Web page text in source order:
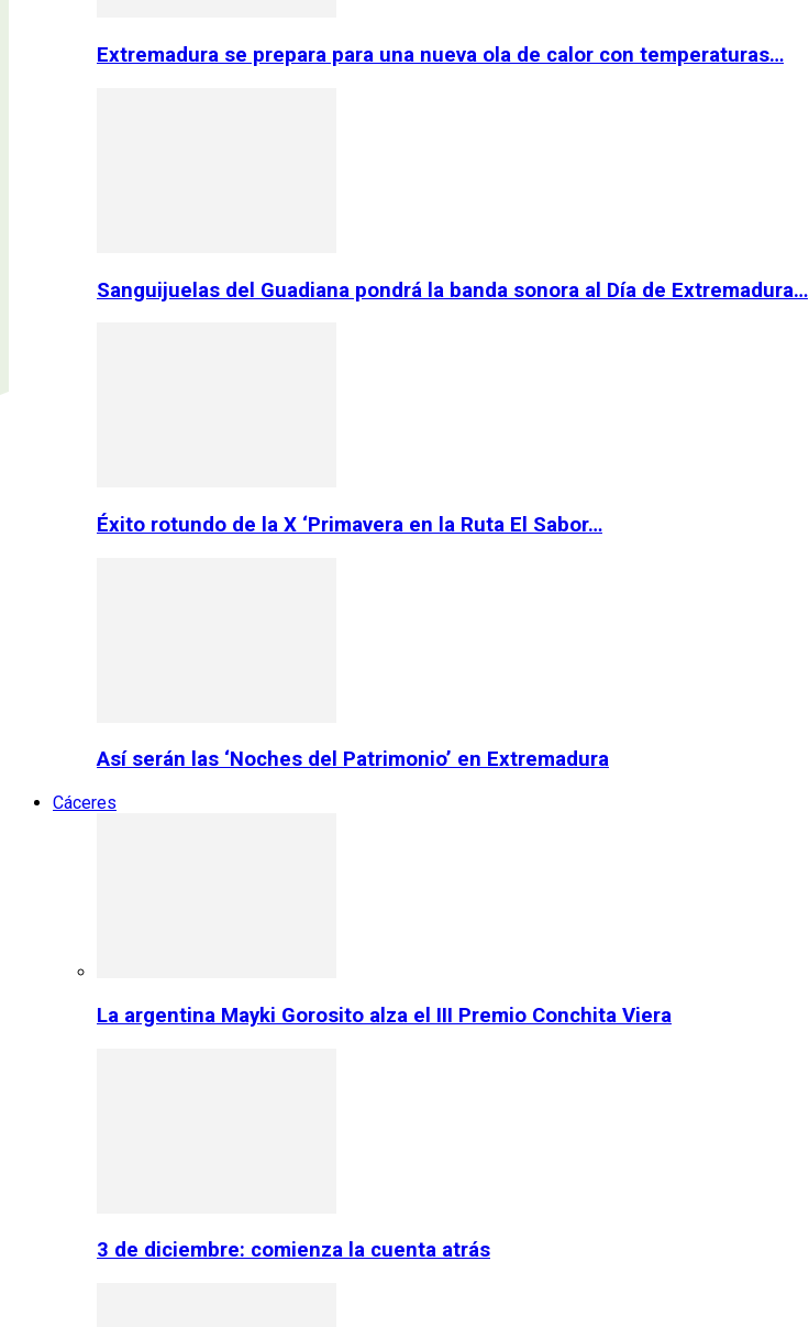
Extremadura se prepara para una nueva ola de calor con temperaturas…
Sanguijuelas del Guadiana pondrá la banda sonora al Día de Extremadura…
Éxito rotundo de la X ‘Primavera en la Ruta El Sabor…
Así serán las ‘Noches del Patrimonio’ en Extremadura
Cáceres
La argentina Mayki Gorosito alza el III Premio Conchita Viera
3 de diciembre: comienza la cuenta atrás